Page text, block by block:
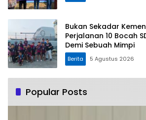
Bukan Sekadar
Perjalanan 10 Bocah
Demi Sebuah Mimpi
Berita 5 Agustus 2026
Popular Posts